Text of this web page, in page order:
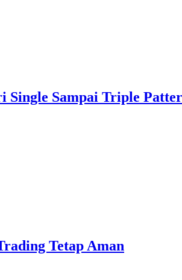
Single Sampai Triple
Tetap Aman